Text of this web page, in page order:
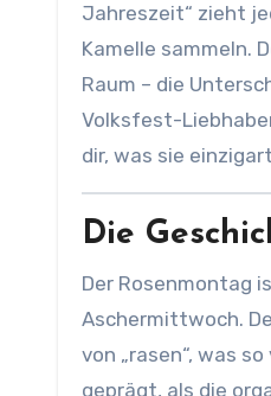
Jahreszeit“ zieht
Kamelle sammeln.
Raum – die
Volksfest-
dir, was sie
Die
Der Rosenmontag
Aschermittwoch.
von „rasen“, was
geprägt, als die